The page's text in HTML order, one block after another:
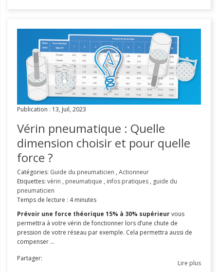
Publication : 13, Juil, 2023
Vérin pneumatique : Quelle
dimension choisir et pour quelle
force ?
Catégories: Guide du pneumaticien , Actionneur
Etiquettes: vérin , pneumatique , infos pratiques , guide du
pneumaticien
Temps de lecture : 4 minutes
Prévoir une force théorique 15% à 30% supérieurvous
permettra à votre vérin de fonctionner lors d’une chute de
pression de votre réseau par exemple. Cela permettra aussi de
compenser ...
Lire plus
Partager: